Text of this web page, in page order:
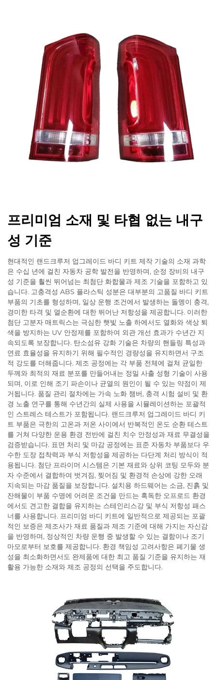
프리미엄 소재 및 타협 없는 내구
성 기준
현대적인 랜드크루저 업그레이드 바디 키트 제작 기술의 소재 과학
은 수십 년에 걸친 자동차 공학 발전을 반영하며, 순정 장비의 내구
성 기준을 훨씬 뛰어넘는 최첨단 화합물과 제조 기술을 포함하고 있
습니다. 고충격성 ABS 플라스틱 성분은 대부분의 고품질 바디 키트
부품의 기초를 형성하며, 일상 운행 조건에서 발생하는 돌멩이 충격,
경미한 타격 및 열순환에 대한 뛰어난 저항성을 제공합니다. 이러한
첨단 고분자 매트릭스는 극심한 햇빛 노출 하에서도 열화와 색상 퇴
색을 방지하는 UV 안정제를 포함하여 외관 개선 효과가 수년간 지
속되도록 보장합니다. 탄소섬유 강화 기술은 차량의 핸들링 특성과
연료 효율성을 유지하기 위해 필수적인 경량성을 유지하면서 구조
적 강도를 더해줍니다. 제조 공정에는 각 부품 전체에 걸쳐 균일한
두께와 최적의 재료 분포를 만들어내는 정밀 사출 성형 기술이 사용
되며, 이로 인해 조기 파손이나 균열의 원인이 될 수 있는 약점이 제
거됩니다. 품질 관리 절차에는 가속 노화 챔버, 충격 시험 설비 및 환
경 노출 연구를 통해 수년간의 실제 사용을 시뮬레이션하는 포괄적
인 스트레스 테스트가 포함됩니다. 랜드크루저 업그레이드 바디 키
트 부품은 극한의 고온과 저온 사이에서 반복적인 온도 순환 테스트
를 거쳐 다양한 운용 환경 전반에 걸친 치수 안정성과 재료 무결성을
검증받습니다. 표면 처리 및 마감 공정에는 표준 자동차 부품보다 우
수한 도장 접착력과 부식 저항성을 제공하는 다단계 처리 방식이 적
용됩니다. 첨단 프라이머 시스템은 기본 재료와 상위 코팅 모두와 분
자 수준에서 결합하여 벗겨짐, 찢어짐 및 환경적 손상에 강한 오래
지속되는 마감 품질을 보장합니다. 설치용 하드웨어는 소금, 진흙 및
잔해물이 부품 수명에 어려운 조건을 만드는 혹독한 오프로드 환경
에서도 견고한 결합을 유지하는 스테인리스강 및 부식 저항성 패스
너를 사용합니다. 프리미엄 바디 키트에 일반적으로 제공되는 포괄
적인 보증은 제조사가 재료 품질과 제조 기준에 대해 가지는 자신감
을 반영하며, 정상적인 차량 운행 중 발생할 수 있는 결함이나 조기
마모로부터 보호를 제공합니다. 환경 책임성 고려사항은 폐기물 생
성을 최소화하면서도 완제품에 대한 최고 품질 기준을 유지하는 재
활용 가능한 소재와 제조 공정의 선택을 주도합니다.